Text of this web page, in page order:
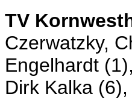
TV
Czerwatzky,
Engelhardt
Dirk Kalka